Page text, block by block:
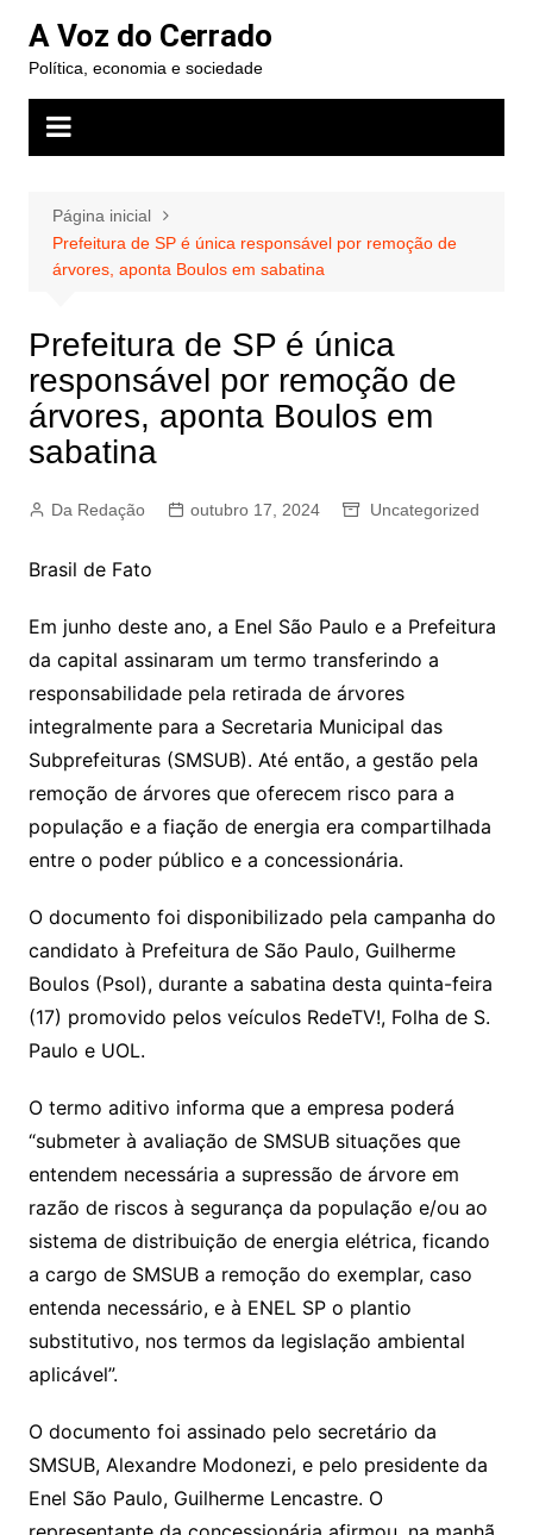
para
conteúdo
A Voz do Cerrado
Política, economia e sociedade
Página inicial
Prefeitura de SP é única responsável por remoção de
árvores, aponta Boulos em sabatina
Prefeitura de SP é única
responsável por remoção de
árvores, aponta Boulos em
sabatina
Da Redação outubro 17, 2024 Uncategorized
Brasil de Fato
Em junho deste ano, a Enel São Paulo e a Prefeitura
da capital assinaram um termo transferindo a
responsabilidade pela retirada de árvores
integralmente para a Secretaria Municipal das
Subprefeituras (SMSUB). Até então, a gestão pela
remoção de árvores que oferecem risco para a
população e a fiação de energia era compartilhada
entre o poder público e a concessionária.
O documento foi disponibilizado pela campanha do
candidato à Prefeitura de São Paulo, Guilherme
Boulos (Psol), durante a sabatina desta quinta-feira
(17) promovido pelos veículos RedeTV!, Folha de S.
Paulo e UOL.
O termo aditivo informa que a empresa poderá
“submeter à avaliação de SMSUB situações que
entendem necessária a supressão de árvore em
razão de riscos à segurança da população e/ou ao
sistema de distribuição de energia elétrica, ficando
a cargo de SMSUB a remoção do exemplar, caso
entenda necessário, e à ENEL SP o plantio
substitutivo, nos termos da legislação ambiental
aplicável”.
O documento foi assinado pelo secretário da
SMSUB, Alexandre Modonezi, e pelo presidente da
Enel São Paulo, Guilherme Lencastre. O